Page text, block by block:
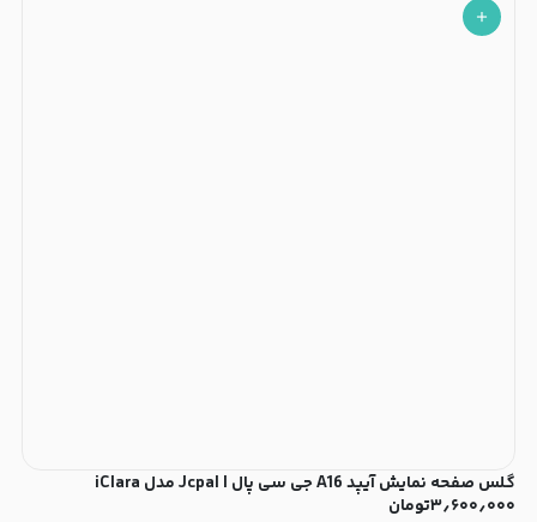
گلس صفحه نمایش آیپد A16 جی سی پال | Jcpal مدل iClara
۳٫۶۰۰٫۰۰۰تومان